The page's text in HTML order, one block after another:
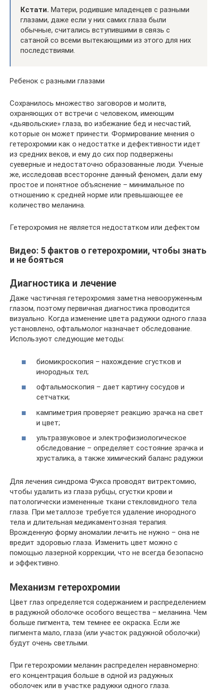
Кстати. Матери, родившие младенцев с разными
глазами, даже если у них самих глаза были
обычные, считались вступившими в связь с
сатаной со всеми вытекающими из этого для них
последствиями.
Ребенок с разными глазами
Сохранилось множество заговоров и молитв,
охраняющих от встречи с человеком, имеющим
«дьявольские» глаза, во избежание бед и несчастий,
которые он может принести. Формирование мнения о
гетерохромии как о недостатке и дефективности идет
из средних веков, и ему до сих пор подвержены
суеверные и недостаточно образованные люди. Ученые
же, исследовав всесторонне данный феномен, дали ему
простое и понятное объяснение – минимальное по
отношению к средней норме или превышающее ее
количество меланина.
Гетерохромия не является недостатком или дефектом
Видео: 5 фактов о гетерохромии, чтобы знать
и не бояться
Диагностика и лечение
Даже частичная гетерохромия заметна невооруженным
глазом, поэтому первичная диагностика проводится
визуально. Когда изменение цвета радужки одного глаза
установлено, офтальмолог назначает обследование.
Используют следующие методы:
биомикроскопия – нахождение сгустков и
инородных тел;
офтальмоскопия – дает картину сосудов и
сетчатки;
кампиметрия проверяет реакцию зрачка на свет
и цвет;
ультразвуковое и электрофизиологическое
обследование – определяет состояние зрачка и
хрусталика, а также химический баланс радужки
Для лечения синдрома Фукса проводят витректомию,
чтобы удалить из глаза рубцы, сгустки крови и
патологически измененные ткани стекловидного тела
глаза. При металлозе требуется удаление инородного
тела и длительная медикаментозная терапия.
Врожденную форму аномалии лечить не нужно – она не
вредит здоровью глаза. Изменить цвет можно с
помощью лазерной коррекции, что не всегда безопасно
и эффективно.
Механизм гетерохромии
Цвет глаз определяется содержанием и распределением
в радужной оболочке особого вещества – меланина. Чем
больше пигмента, тем темнее ее окраска. Если же
пигмента мало, глаза (или участок радужной оболочки)
будут очень светлыми.
При гетерохромии меланин распределен неравномерно:
его концентрация больше в одной из радужных
оболочек или в участке радужки одного глаза.